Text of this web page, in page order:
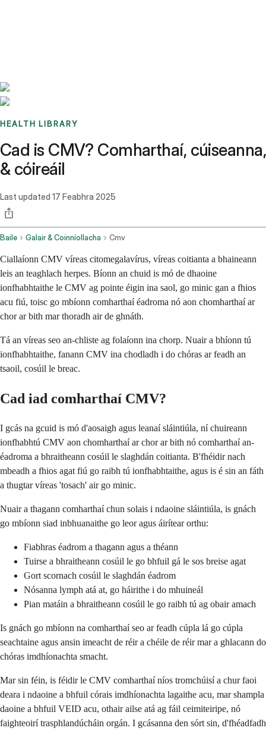
HEALTH LIBRARY
Cad is CMV? Comharthaí, cúiseanna,
& cóireáil
Last updated 17 Feabhra 2025
Baile Galair & Coinníollacha Cmv
Ciallaíonn CMV víreas citomegalavírus, víreas coitianta a bhaineann
leis an teaghlach herpes. Bíonn an chuid is mó de dhaoine
ionfhabhtaithe le CMV ag pointe éigin ina saol, go minic gan a fhios
acu fiú, toisc go mbíonn comharthaí éadroma nó aon chomharthaí ar
chor ar bith mar thoradh air de ghnáth.
Tá an víreas seo an-chliste ag folaíonn ina chorp. Nuair a bhíonn tú
ionfhabhtaithe, fanann CMV ina chodladh i do chóras ar feadh an
tsaoil, cosúil le breac.
Cad iad comharthaí CMV?
I gcás na gcuid is mó d'aosaigh agus leanaí sláintiúla, ní chuireann
ionfhabhtú CMV aon chomharthaí ar chor ar bith nó comharthaí an-
éadroma a bhraitheann cosúil le slaghdán coitianta. B'fhéidir nach
mbeadh a fhios agat fiú go raibh tú ionfhabhtaithe, agus is é sin an fáth
a thugtar víreas 'tosach' air go minic.
Nuair a thagann comharthaí chun solais i ndaoine sláintiúla, is gnách
go mbíonn siad inbhuanaithe go leor agus áirítear orthu:
Fiabhras éadrom a thagann agus a théann
Tuirse a bhraitheann cosúil le go bhfuil gá le sos breise agat
Gort scornach cosúil le slaghdán éadrom
Nósanna lymph atá at, go háirithe i do mhuineál
Pian matáin a bhraitheann cosúil le go raibh tú ag obair amach
Is gnách go mbíonn na comharthaí seo ar feadh cúpla lá go cúpla
seachtaine agus ansin imeacht de réir a chéile de réir mar a ghlacann do
chóras imdhíonachta smacht.
Mar sin féin, is féidir le CMV comharthaí níos tromchúisí a chur faoi
deara i ndaoine a bhfuil córais imdhíonachta lagaithe acu, mar shampla
daoine a bhfuil VEID acu, othair ailse atá ag fáil ceimiteiripe, nó
faighteoirí trasphlandúcháin orgán. I gcásanna den sórt sin, d'fhéadfadh